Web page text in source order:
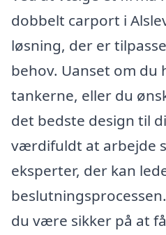
dobbelt carport i
løsning, der er
behov. Uanset om du
tankerne, eller du
det bedste design til
værdifuldt at arbejde
eksperter, der kan
du være sikker på at